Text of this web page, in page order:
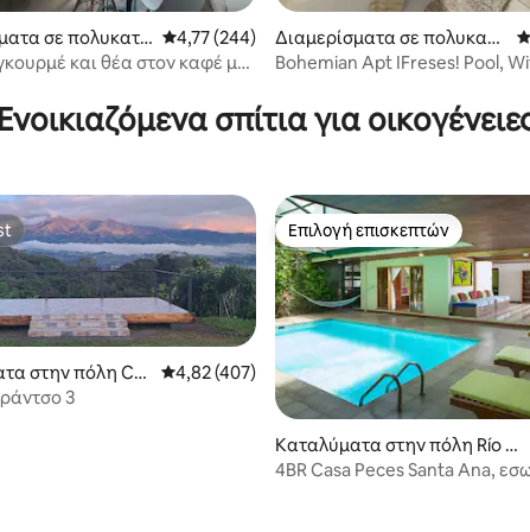
5, 372 κριτικές
σε πολυκατο
πόλη San José
Μέση βαθμολογία: 4,77 στα 5, 244 κριτικές
4,77 (244)
και θέα στον καφέ με
Διαμερίσματα σε πολυκατο
ικία στην πόλη Curridabat
Bohemian Apt IFreses! Pool,
Ενοικιαζόμενα σπίτια για
5, 634 κριτικές
στην πόλη Co
San Isidro
Μέση βαθμολογία: 4,82 στα 5, 407 κριτικές
4,82 (407)
3
Επιλογή επισκεπτών
Επιλογή επισκεπτών
Καταλύματα στην πόλη Río O
ro
4BR Casa Peces Santa Ana,